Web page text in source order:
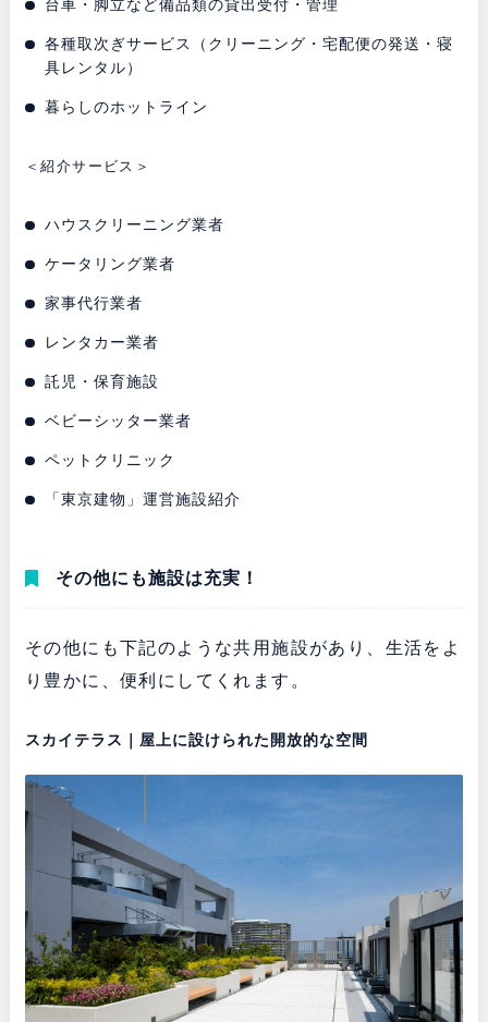
台車・脚立など備品類の貸出受付・管理
各種取次ぎサービス（クリーニング・宅配便の発送・寝
具レンタル）
暮らしのホットライン
＜紹介サービス＞
ハウスクリーニング業者
ケータリング業者
家事代行業者
レンタカー業者
託児・保育施設
ベビーシッター業者
ペットクリニック
「東京建物」運営施設紹介
その他にも施設は充実！
その他にも下記のような共用施設があり、生活をよ
り豊かに、便利にしてくれます。
スカイテラス｜屋上に設けられた開放的な空間